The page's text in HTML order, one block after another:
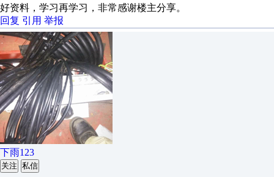
好资料，学习再学习，非常感谢楼主分享。
回复 引用 举报
下雨123
关注 私信